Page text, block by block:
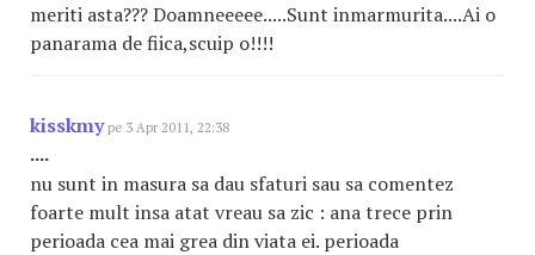
meriti asta??? Doamneeeee.....Sunt inmarmurita....Ai o
panarama de fiica,scuip o!!!!
kisskmype 3 Apr 2011, 22:38
....
nu sunt in masura sa dau sfaturi sau sa comentez
foarte mult insa atat vreau sa zic : ana trece prin
perioada cea mai grea din viata ei. perioada